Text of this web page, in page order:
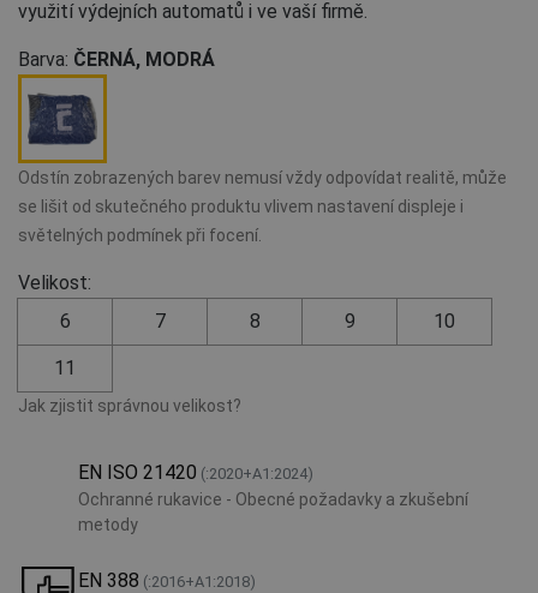
využití výdejních automatů i ve vaší firmě.
Barva: ČERNÁ, MODRÁ
Odstín zobrazených barev nemusí vždy odpovídat realitě, může
se lišit od skutečného produktu vlivem nastavení displeje i
světelných podmínek při focení.
Velikost:
6
7 8 9 10
11
Jak zjistit správnou velikost?
EN ISO 21420 (:2020+A1:2024)
Ochranné rukavice - Obecné požadavky a zkušební
metody
EN 388 (:2016+A1:2018)